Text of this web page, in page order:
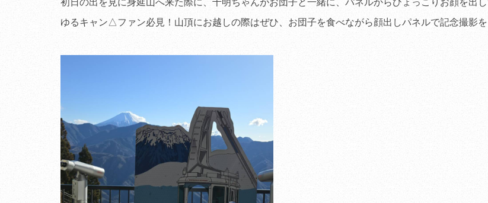
ゆるキャン△ファン必見！山頂にお越しの際はぜひ、お団子を食べながら顔出しパネルで記念撮影